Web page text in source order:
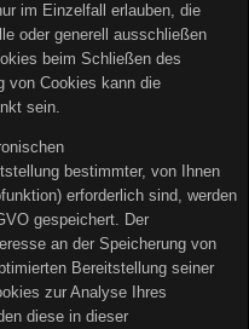
im Einzelfall erlauben, die
oder generell ausschließen
beim Schließen des
von Cookies kann die
sein.
bestimmter, von Ihnen
erforderlich sind, werden
gespeichert. Der
an der Speicherung von
Bereitstellung seiner
zur Analyse Ihres
diese in dieser